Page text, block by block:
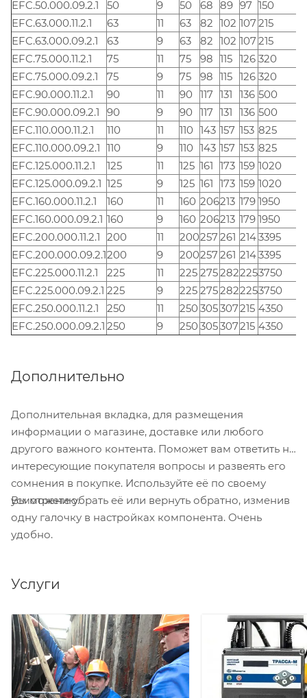
EFC.50.000.09.2.1
50 9 50 68 89 97 150
EFC.63.000.11.2.1
63 11 63 82 102 107215
EFC.63.000.09.2.1
63 9 63 82 102 107215
EFC.75.000.11.2.1
75 11 75 98 115 126 320
EFC.75.000.09.2.1
75 9 75 98 115 126 320
EFC.90.000.11.2.1
90 11 90 117 131 136 500
EFC.90.000.09.2.1
90 9 90 117 131 136 500
EFC.110.000.11.2.1
110 11 110 143 157 153 825
EFC.110.000.09.2.1 110 9 110 143 157 153 825
EFC.125.000.11.2.1
125 11 125 161 173 159 1020
EFC.125.000.09.2.1 125 9 125 161 173 159 1020
EFC.160.000.11.2.1
160 11 160 206213 179 1950
EFC.160.000.09.2.1 160 9 160 206213 179 1950
EFC.200.000.11.2.1 200 11 200257261 2143395
EFC.200.000.09.2.1200 9 200257261 2143395
EFC.225.000.11.2.1
225 11 225 2752822253750
EFC.225.000.09.2.1 225 9 225 2752822253750
EFC.250.000.11.2.1
250 11 250305307215 4350
EFC.250.000.09.2.1 250 9 250305307215 4350
Дополнительно
Дополнительная вкладка, для размещения
информации о магазине, доставке или любого
другого важного контента. Поможет вам ответить на
интересующие покупателя вопросы и развеять его
сомнения в покупке. Используйте её по своему
усмотрению.
Вы можете убрать её или вернуть обратно, изменив
одну галочку в настройках компонента. Очень
удобно.
Услуги